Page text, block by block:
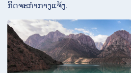
ກິດຈະກຳກາງແຈ້ງ.